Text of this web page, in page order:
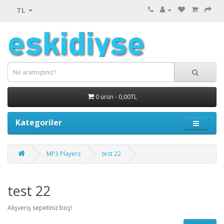
TL
0 ürün - 0,00TL
Kategoriler
MP3 Players test 22
test 22
Alışveriş sepetiniz boş!